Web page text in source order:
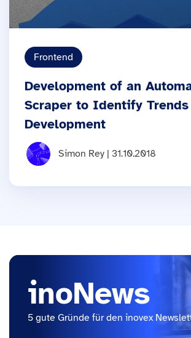
Frontend
Development of an
Scraper to Identify
Development
Simon Rey | 31.10.2018
inoNews
5 gute Gründe für den inovex